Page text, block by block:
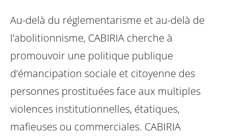
Au-delà du réglementarisme et au-delà de
l’abolitionnisme, CABIRIA cherche à
promouvoir une politique publique
d’émancipation sociale et citoyenne des
personnes prostituées face aux multiples
violences institutionnelles, étatiques,
mafieuses ou commerciales. CABIRIA